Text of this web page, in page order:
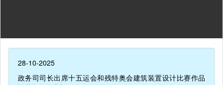
28-10-2025
政务司司长出席十五运会和残特奥会建筑装置设计比赛作品